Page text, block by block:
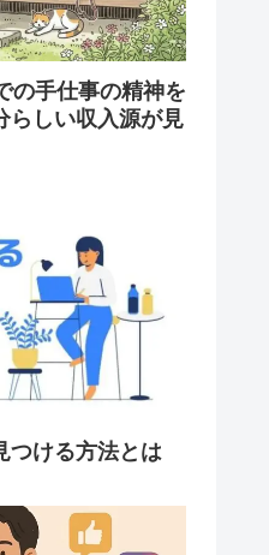
の手仕事の精神を
らしい収入源が見
つける方法とは